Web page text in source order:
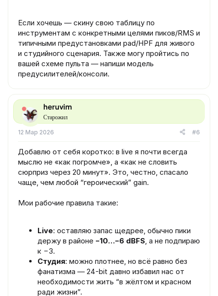
Если хочешь — скину свою таблицу по
инструментам с конкретными целями пиков/RMS и
типичными предустановками pad/HPF для живого
и студийного сценария. Также могу пройтись по
вашей схеме пульта — напиши модель
предусилителей/консоли.
heruvim
Старожил
12 Мар 2026 #6
Добавлю от себя коротко: в live я почти всегда
мыслю не «как погромче», а «как не словить
сюрприз через 20 минут». Это, честно, спасало
чаще, чем любой “героический” gain.
Мои рабочие правила такие:
Live: оставляю запас щедрее, обычно пики
держу в районе −10…−6 dBFS, а не подпираю
к −3.
Студия: можно плотнее, но всё равно без
фанатизма — 24-bit давно избавил нас от
необходимости жить “в жёлтом и красном
ради жизни”.